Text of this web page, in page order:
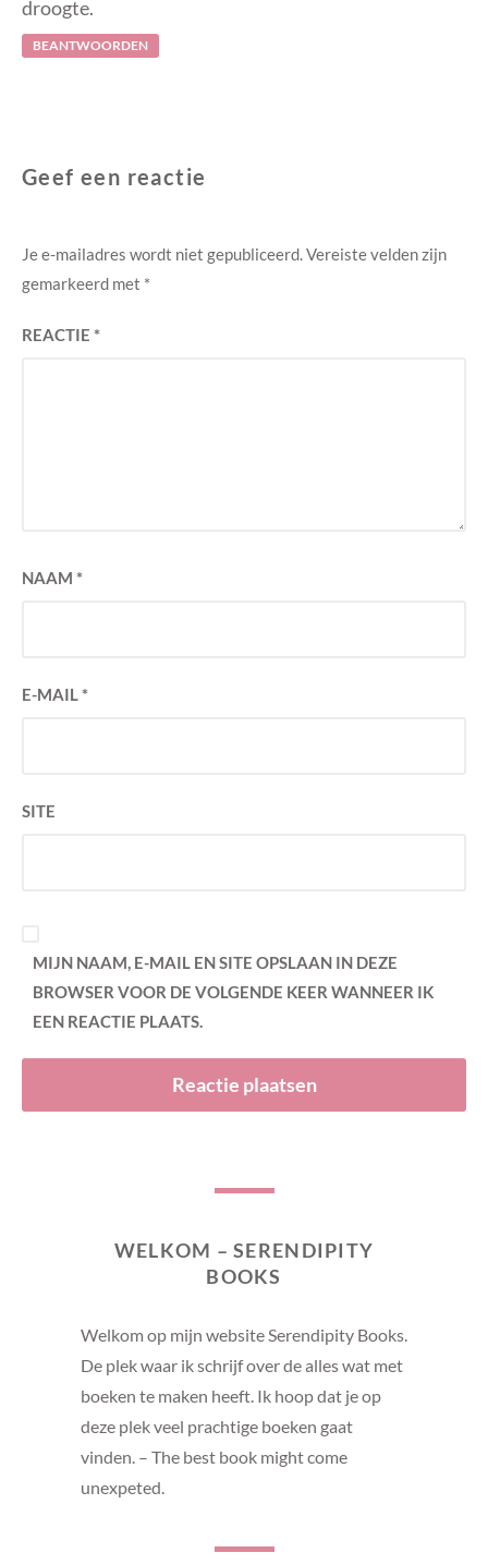
droogte.
BEANTWOORDEN
Geef een reactie
Je e-mailadres wordt niet gepubliceerd.Vereiste velden zijn
gemarkeerd met *
REACTIE *
NAAM *
E-MAIL*
SITE
MIJN NAAM, E-MAIL EN SITE OPSLAAN IN DEZE
BROWSER VOOR DE VOLGENDE KEER WANNEER IK
EEN REACTIE PLAATS.
WELKOM – SERENDIPITY
BOOKS
Welkom op mijn website Serendipity Books.
De plek waar ik schrijf over de alles wat met
boeken te maken heeft. Ik hoop dat je op
deze plek veel prachtige boeken gaat
vinden. – The best book might come
unexpeted.